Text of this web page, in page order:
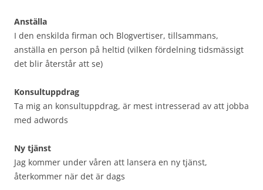
Anställa
I den enskilda firman och Blogvertiser, tillsammans,
anställa en person på heltid (vilken fördelning tidsmässigt
det blir återstår att se)
Konsultuppdrag
Ta mig an konsultuppdrag, är mest intresserad av att jobba
med adwords
Ny tjänst
Jag kommer under våren att lansera en ny tjänst,
återkommer när det är dags